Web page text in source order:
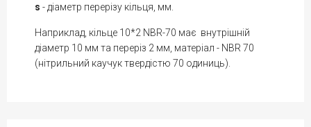
s - діаметр перерізу кільця, мм.
Наприклад, кільце 10*2 NBR-70 має внутрішній
діаметр 10 мм та переріз 2 мм, матеріал - NBR 70
(нітрильний каучук твердістю 70 одиниць).